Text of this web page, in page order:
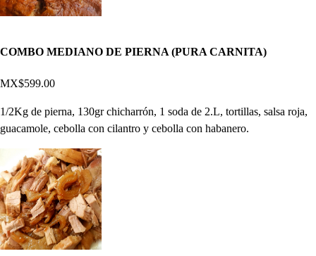
COMBO MEDIANO DE PIERNA (PURA CARNITA)
MX$599.00
1/2Kg de pierna, 130gr chicharrón, 1 soda de 2.L, tortillas, salsa roja,
guacamole, cebolla con cilantro y cebolla con habanero.